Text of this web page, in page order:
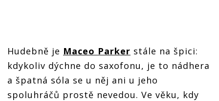
Hudebně je Maceo Parker stále na špici:
kdykoliv dýchne do saxofonu, je to nádhera
a špatná sóla se u něj ani u jeho
spoluhráčů prostě nevedou. Ve věku, kdy